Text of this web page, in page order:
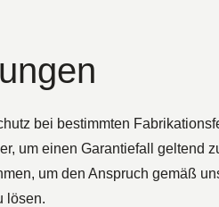
bei bestimmten
um einen Garantiefall geltend
um den Anspruch gemäß
lösen.